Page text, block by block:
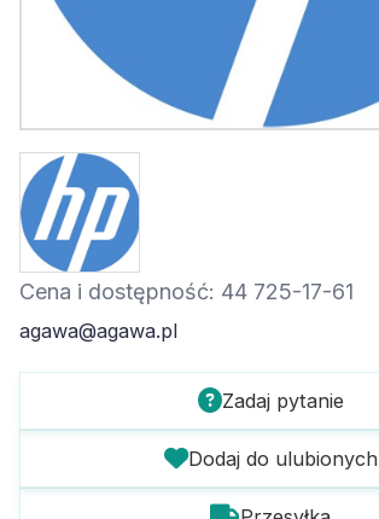
Cena i dostępność: 44 725-17-61
agawa@agawa.pl
Zadaj pytanie
Dodaj do ulubionych